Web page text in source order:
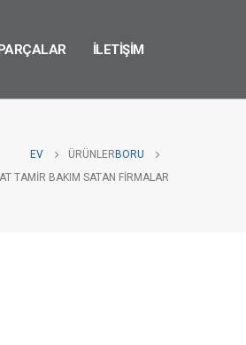
İLETIŞIM
EV ÜRÜNLER BORU
TAMIR BAKIM SATAN FIRMALAR